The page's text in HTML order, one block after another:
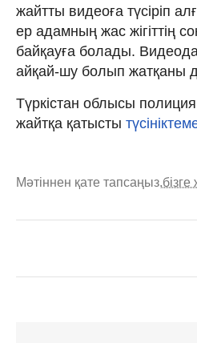
жайтты видеоға түсіріп
ер адамның жас жігіттің
байқауға болады.
айқай-шу болып жатқаны
Түркістан облысы
жайтқа қатысты
Мәтіннен қате тапсаңыз,